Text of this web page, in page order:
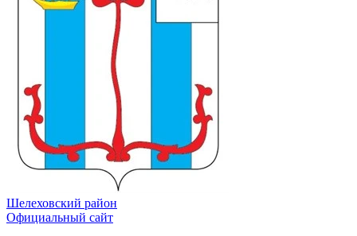
Шелеховский район
Официальный сайт